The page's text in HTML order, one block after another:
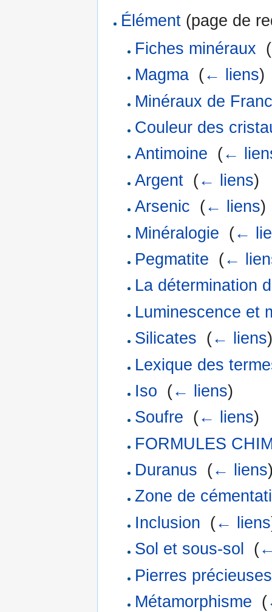
Élément (page de
Fiches minéraux (
Magma‎ (← liens)
Minéraux de
Couleur des
Antimoine (←
Argent‎ (← liens)
Arsenic (← liens)
Minéralogie (←
Pegmatite (←
La détermination
Luminescence et
Silicates (← liens)
Lexique des
Iso (← liens)
Soufre (← liens)
FORMULES
Duranus (← liens
Zone de
Inclusion (← liens
Sol et sous-sol
(
Pierres précieuses
Métamorphisme (